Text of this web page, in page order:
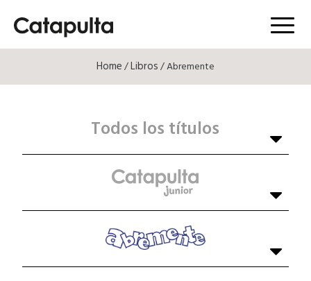
Menú
Home/Libros/ Abremente
Todos los títulos